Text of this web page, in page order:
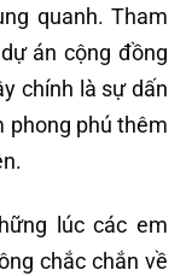
quanh. Tham
án cộng đồng
chính là sự dấn
phong phú thêm
lúc các em
chắc chắn về